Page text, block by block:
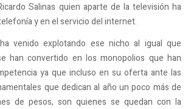
Salinas quien aparte de la televisión ha
y en el servicio del internet.
venido explotando ese nicho al igual que
han convertido en los monopolios que han
ya que incluso en su oferta ante las
que dedican al año un poco más de
de pesos, son quienes se quedan con la